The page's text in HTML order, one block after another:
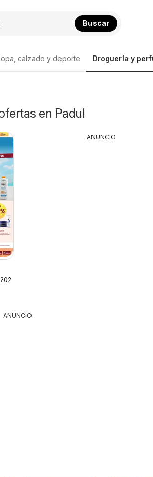
Buscar
calzado y deporte Droguería y
en Padul
ANUNCIO
ANUNCIO